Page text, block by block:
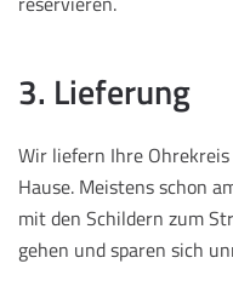
3. Lieferung
Wir liefern Ihre
Hause. Meistens schon
mit den Schildern zum
gehen und sparen sich